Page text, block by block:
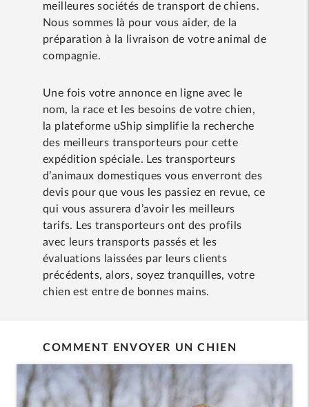
meilleures sociétés de transport de chiens.
Nous sommes là pour vous aider, de la
préparation à la livraison de votre animal de
compagnie.
Une fois votre annonce en ligne avec le
nom, la race et les besoins de votre chien,
la plateforme uShip simplifie la recherche
des meilleurs transporteurs pour cette
expédition spéciale. Les transporteurs
d’animaux domestiques vous enverront des
devis pour que vous les passiez en revue, ce
qui vous assurera d’avoir les meilleurs
tarifs. Les transporteurs ont des profils
avec leurs transports passés et les
évaluations laissées par leurs clients
précédents, alors, soyez tranquilles, votre
chien est entre de bonnes mains.
COMMENT ENVOYER UN CHIEN